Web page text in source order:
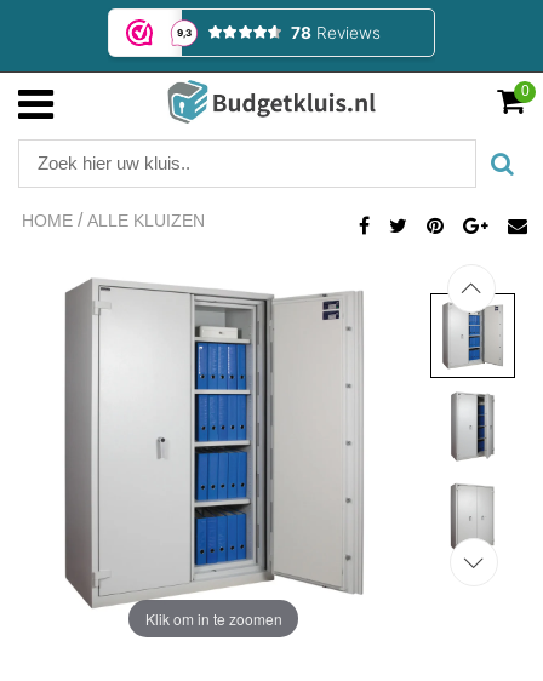
0
HOME / ALLE KLUIZEN
Klik om in te zoomen